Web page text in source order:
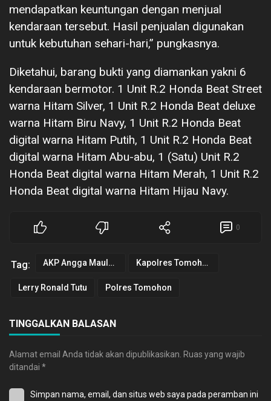
mendapatkan keuntungan dengan menjual
kendaraan tersebut. Hasil penjualan digunakan
untuk kebutuhan sehari-hari,” pungkasnya.
Diketahui, barang bukti yang diamankan yakni 6
kendaraan bermotor. 1 Unit R.2 Honda Beat Street
warna Hitam Silver, 1 Unit R.2 Honda Beat deluxe
warna Hitam Biru Navy, 1 Unit R.2 Honda Beat
digital warna Hitam Putih, 1 Unit R.2 Honda Beat
digital warna Hitam Abu-abu, 1 (Satu) Unit R.2
Honda Beat digital warna Hitam Merah, 1 Unit R.2
Honda Beat digital warna Hitam Hijau Navy.
0
Tag: AKP Angga Maulana Kapolres Tomohon
Lerry Ronald Tutu Polres Tomohon
TINGGALKAN BALASAN
Alamat email Anda tidak akan dipublikasikan. Ruas yang wajib
ditandai *
Simpan nama, email, dan situs web saya pada peramban ini